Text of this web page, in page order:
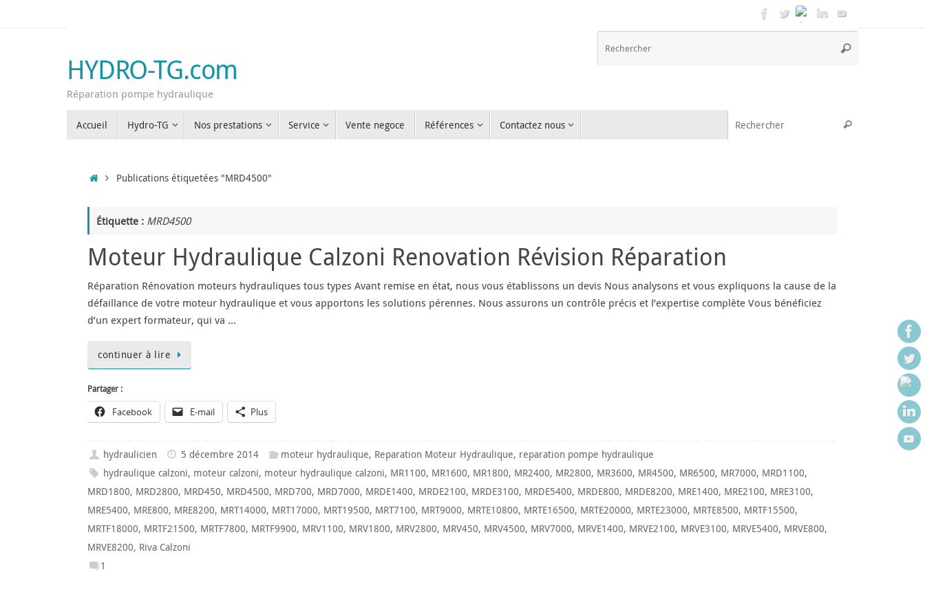
HYDRO-TG.com
Réparation pompe hydraulique
Rechercher
Accueil Hydro-TG Nos prestations Service Vente negoce Références Contactez nous Rechercher
AccueilPublications étiquetées "MRD4500"
Étiquette : MRD4500
Moteur Hydraulique Calzoni Renovation Révision Réparation
Réparation Rénovation moteurs hydrauliques tous types Avant remise en état, nous vous établissons un devis Nous analysons et vous expliquons la cause de la
défaillance de votre moteur hydraulique et vous apportons les solutions pérennes. Nous assurons un contrôle précis et l’expertise complète Vous bénéficiez
d’un expert formateur, qui va …
continuer à lire
Partager :
Facebook E-mail Plus
hydraulicien 5 décembre 2014 moteur hydraulique, Reparation Moteur Hydraulique, reparation pompe hydraulique
hydraulique calzoni, moteur calzoni, moteur hydraulique calzoni, MR1100, MR1600, MR1800, MR2400, MR2800, MR3600, MR4500, MR6500, MR7000, MRD1100,
MRD1800, MRD2800, MRD450, MRD4500, MRD700, MRD7000, MRDE1400, MRDE2100, MRDE3100, MRDE5400, MRDE800, MRDE8200, MRE1400, MRE2100, MRE3100,
MRE5400, MRE800, MRE8200, MRT14000, MRT17000, MRT19500, MRT7100, MRT9000, MRTE10800, MRTE16500, MRTE20000, MRTE23000, MRTE8500, MRTF15500,
MRTF18000, MRTF21500, MRTF7800, MRTF9900, MRV1100, MRV1800, MRV2800, MRV450, MRV4500, MRV7000, MRVE1400, MRVE2100, MRVE3100, MRVE5400, MRVE800,
MRVE8200, Riva Calzoni
1